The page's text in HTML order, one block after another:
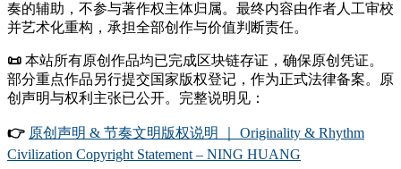
奏的辅助，不参与著作权主体归属。最终内容由作者人工审校
并艺术化重构，承担全部创作与价值判断责任。
📜 本站所有原创作品均已完成区块链存证，确保原创凭证。
部分重点作品另行提交国家版权登记，作为正式法律备案。原
创声明与权利主张已公开。完整说明见：
👉 原创声明 & 节奏文明版权说明 ｜ Originality & Rhythm
Civilization Copyright Statement – NING HUANG